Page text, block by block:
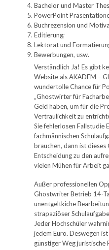
Bachelor und Master
PowerPoint
Buchrezension und
Editierung;
Lektorat und
Bewerbungen, usw.
Verständlich Ja! Es gibt
Website als AKADEM –
wundertolle Chance für
„Ghostwirter für
Geld haben, um für die
Vertraulichkeit zu
Sie fehlerlosen Fallstudie
fachmännischen
brauchen, dann ist dieses
Entscheidung zu den
vielen Mühen für Arbeit
Außer professionellen
Ghostwriter Betrieb 14-
unentgeltkiche
strapaziöser
Jeder Hochschüler
jedem Euro. Deswegen
günstiger Weg juristische